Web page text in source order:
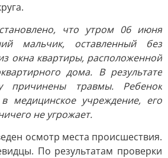
что утром 06 июня
мальчик, оставленный без
окна квартиры, расположенной
дома. В результате
причинены травмы. Ребенок
в медицинское учреждение, его
не угрожает.
осмотр места происшествия.
По результатам проверки